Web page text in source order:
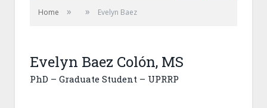
Home » » Evelyn Baez
Evelyn Baez Colón, MS
PhD – Graduate Student – UPRRP